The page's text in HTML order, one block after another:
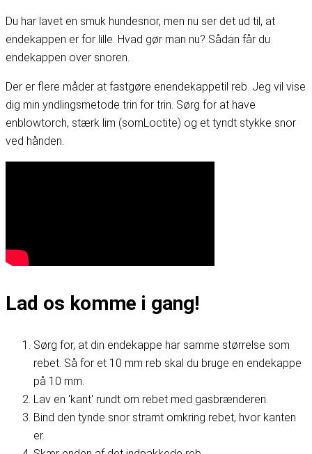
Du har lavet en smuk hundesnor, men nu ser det ud til, at
endekappen er for lille. Hvad gør man nu? Sådan får du
endekappen over snoren.
Der er flere måder at fastgøre enendekappetil reb. Jeg vil vise
dig min yndlingsmetode trin for trin. Sørg for at have
enblowtorch, stærk lim (somLoctite) og et tyndt stykke snor
ved hånden.
Lad os komme i gang!
Sørg for, at din endekappe har samme størrelse som
rebet. Så for et 10 mm reb skal du bruge en endekappe
på 10 mm.
Lav en 'kant' rundt om rebet med gasbrænderen.
Bind den tynde snor stramt omkring rebet, hvor kanten
er.